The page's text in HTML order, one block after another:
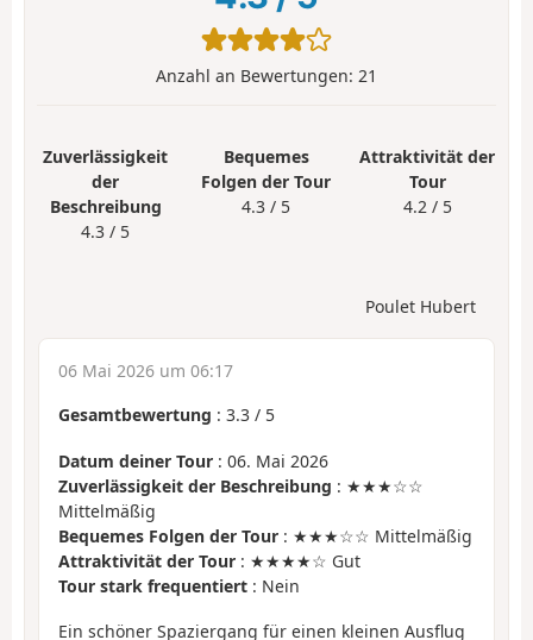
Anzahl an Bewertungen: 21
Zuverlässigkeit
der
Beschreibung
4.3 / 5
Bequemes
Folgen der Tour
4.3 / 5
Attraktivität der
Tour
4.2 / 5
Poulet Hubert
06 Mai 2026 um 06:17
Gesamtbewertung : 3.3 / 5
Datum deiner Tour : 06. Mai 2026
Zuverlässigkeit der Beschreibung : ★★★☆☆
Mittelmäßig
Bequemes Folgen der Tour : ★★★☆☆ Mittelmäßig
Attraktivität der Tour : ★★★★☆ Gut
Tour stark frequentiert : Nein
Ein schöner Spaziergang für einen kleinen Ausflug